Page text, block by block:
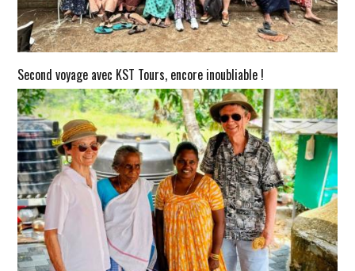
Second voyage avec KST Tours, encore inoubliable !